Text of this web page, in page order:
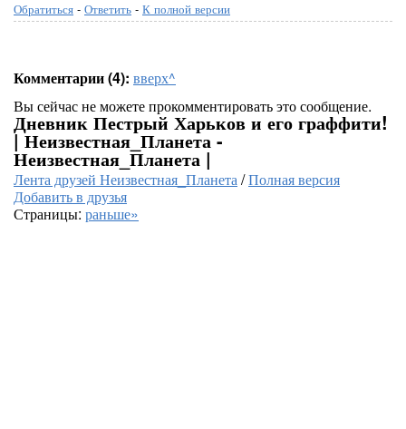
Обратиться - Ответить - К полной версии
Комментарии (4): вверх^
Вы сейчас не можете прокомментировать это сообщение.
Дневник Пестрый Харьков и его граффити!
| Неизвестная_Планета -
Неизвестная_Планета |
Лента друзей Неизвестная_Планета/Полная версия
Добавить в друзья
Страницы: раньше»